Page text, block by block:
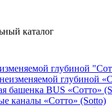
каталог
глубиной
глубиной
башенка BUS «Сотто»
каналы «Сотто» (Sotto)